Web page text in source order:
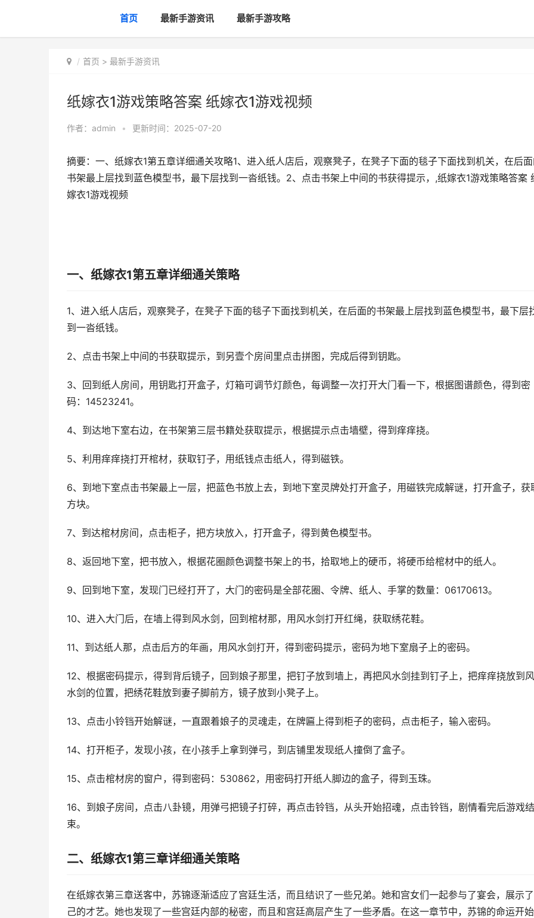
首页 最新手游资讯 最新手游攻略
首页 > 最新手游资讯
纸嫁衣1游戏策略答案 纸嫁衣1游戏视频
作者： admin • 更新时间：2025-07-20
摘要：一、纸嫁衣1第五章详细通关攻略1、进入纸人店后，观察凳子，在凳子下面的毯子下面找到机关，在后
书架最上层找到蓝色模型书，最下层找到一沓纸钱。2、点击书架上中间的书获得提示，,纸嫁衣1游戏策略答案
嫁衣1游戏视频
一、纸嫁衣1第五章详细通关策略
1、进入纸人店后，观察凳子，在凳子下面的毯子下面找到机关，在后面的书架最上层找到蓝色模型书，最下层
到一沓纸钱。
2、点击书架上中间的书获取提示，到另壹个房间里点击拼图，完成后得到钥匙。
3、回到纸人房间，用钥匙打开盒子，灯箱可调节灯颜色，每调整一次打开大门看一下，根据图谱颜色，得到密
码：14523241。
4、到达地下室右边，在书架第三层书籍处获取提示，根据提示点击墙壁，得到痒痒挠。
5、利用痒痒挠打开棺材，获取钉子，用纸钱点击纸人，得到磁铁。
6、到地下室点击书架最上一层，把蓝色书放上去，到地下室灵牌处打开盒子，用磁铁完成解谜，打开盒子，获
方块。
7、到达棺材房间，点击柜子，把方块放入，打开盒子，得到黄色模型书。
8、返回地下室，把书放入，根据花圈颜色调整书架上的书，拾取地上的硬币，将硬币给棺材中的纸人。
9、回到地下室，发现门已经打开了，大门的密码是全部花圈、令牌、纸人、手掌的数量：06170613。
10、进入大门后，在墙上得到风水剑，回到棺材那，用风水剑打开红绳，获取绣花鞋。
11、到达纸人那，点击后方的年画，用风水剑打开，得到密码提示，密码为地下室扇子上的密码。
12、根据密码提示，得到背后镜子，回到娘子那里，把钉子放到墙上，再把风水剑挂到钉子上，把痒痒挠放到风
水剑的位置，把绣花鞋放到妻子脚前方，镜子放到小凳子上。
13、点击小铃铛开始解谜，一直跟着娘子的灵魂走，在牌匾上得到柜子的密码，点击柜子，输入密码。
14、打开柜子，发现小孩，在小孩手上拿到弹弓，到店铺里发现纸人撞倒了盒子。
15、点击棺材房的窗户，得到密码：530862，用密码打开纸人脚边的盒子，得到玉珠。
16、到娘子房间，点击八卦镜，用弹弓把镜子打碎，再点击铃铛，从头开始招魂，点击铃铛，剧情看完后游戏结
束。
二、纸嫁衣1第三章详细通关策略
在纸嫁衣第三章送客中，苏锦逐渐适应了宫廷生活，而且结识了一些兄弟。她和宫女们一起参与了宴会，展示
己的才艺。她也发现了一些宫廷内部的秘密，而且和宫廷高层产生了一些矛盾。在这一章节中，苏锦的命运开